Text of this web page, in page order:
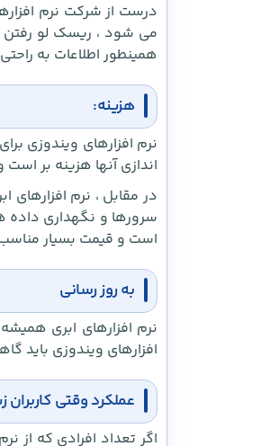
درست از شرکت نرم
می شود ، ریسک لو رفتن
همینطور اطلاعات به
هزینه:
نرم افزارهای ویندوزی
اندازی آنها هزینه بر است
در مقابل ، نرم
سرورها و نگهداری داده
است و قیمت بسیار مناسب
به روز رسانی
نرم افزارهای ابری
افزارهای ویندوزی باید
عملکرد وقتی
اگر تعداد افرادی که از